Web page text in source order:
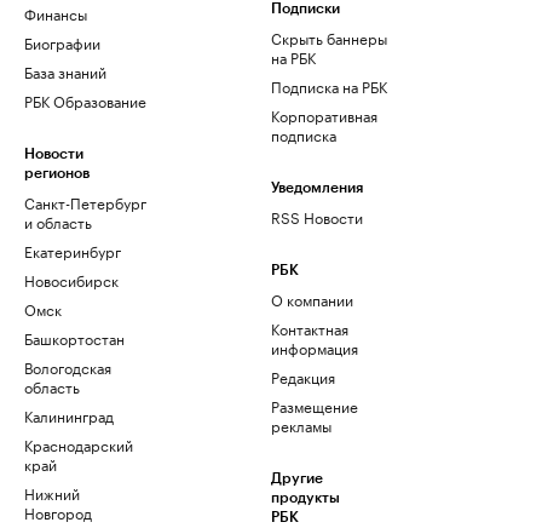
Финансы
Биографии
База знаний
РБК Образование
Новости
регионов
Санкт-Петербург
и область
Екатеринбург
Новосибирск
Омск
Башкортостан
Вологодская
область
Калининград
Краснодарский
край
Нижний
Новгород
Подписки
Скрыть баннеры
на РБК
Подписка на РБК
Корпоративная
подписка
Уведомления
RSS Новости
РБК
О компании
Контактная
информация
Редакция
Размещение
рекламы
Другие
продукты
РБК